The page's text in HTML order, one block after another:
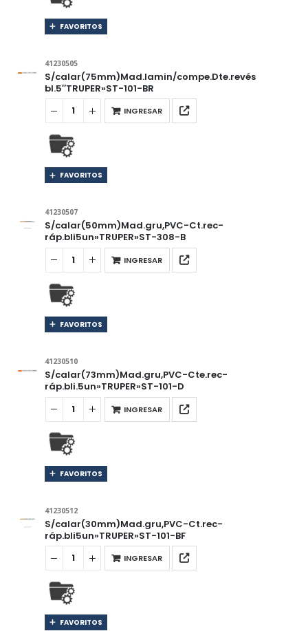
FAVORITOS
41230505
S/calar(75mm)Mad.lamin/compe.Dte.revés
bl.5″TRUPER»ST-101-BR
INGRESAR
FAVORITOS
41230507
S/calar(50mm)Mad.gru,PVC-Ct.rec-
ráp.bli5un»TRUPER»ST-308-B
INGRESAR
FAVORITOS
41230510
S/calar(73mm)Mad.gru,PVC-Cte.rec-
ráp.bli.5un»TRUPER»ST-101-D
INGRESAR
FAVORITOS
41230512
S/calar(30mm)Mad.gru,PVC-Ct.rec-
ráp.bli5un»TRUPER»ST-101-BF
INGRESAR
FAVORITOS